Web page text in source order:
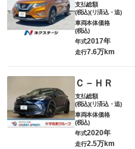
支払総額
(税込)(リ済込・追)
車両本体価格
(税込)
年式2017年
走行7.6万km
Ｃ－ＨＲ
支払総額
(税込)(リ済込・追)
車両本体価格
(税込)
年式2020年
走行2.5万km